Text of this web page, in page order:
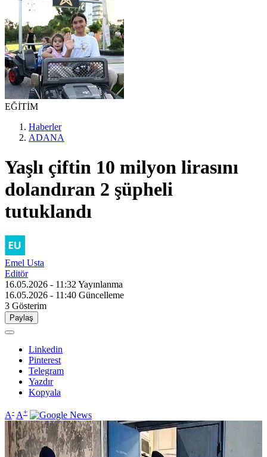
EĞİTİM
Haberler
ADANA
Yaşlı çiftin 10 milyon lirasını
dolandıran 2 şüpheli
tutuklandı
Emel Usta
Editör
16.05.2026 - 11:32 Yayınlanma
16.05.2026 - 11:40 Güncelleme
3 Gösterim
Paylaş
Linkedin
Pinterest
Telegram
Yazdır
Kopyala
A- A+